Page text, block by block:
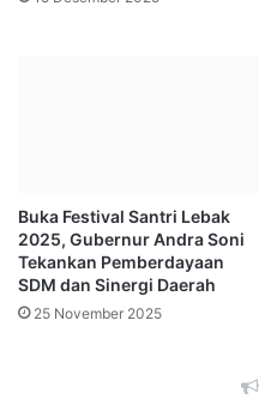
Buka Festival Santri Lebak
2025, Gubernur Andra Soni
Tekankan Pemberdayaan
SDM dan Sinergi Daerah
25 November 2025